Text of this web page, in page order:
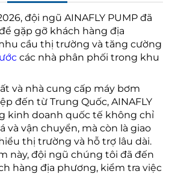
đội ngũ AINAFLY PUMP đã
gặp gỡ khách hàng địa
cầu thị trường và tăng cường
các nhà phân phối trong khu
và nhà cung cấp máy bơm
đến từ Trung Quốc, AINAFLY
kinh doanh quốc tế không chỉ
và vận chuyển, mà còn là giao
thị trường và hỗ trợ lâu dài.
này, đội ngũ chúng tôi đã đến
hàng địa phương, kiểm tra việc